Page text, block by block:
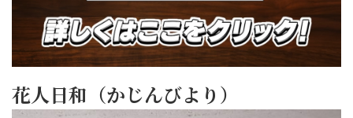
花人日和（かじんびより）